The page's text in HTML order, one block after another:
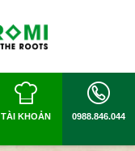
TÀI KHOẢN 0988.846.044